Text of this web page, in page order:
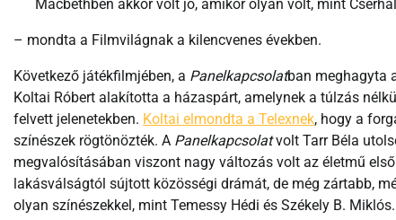
Macbethben akkor volt jó, amikor olyan volt, mint
– mondta a Filmvilágnak a kilencvenes években.
Következő játékfilmjében, a Panelkapcsolatban meghagyta
Koltai Róbert alakította a házaspárt, amelynek a túlzás
felvett jelenetekben. Koltai elmondta a Telexnek, hogy a
színészek rögtönözték. A Panelkapcsolatvolt Tarr Béla
megvalósításában viszont nagy változás volt az életmű
lakásválságtól sújtott közösségi drámát, de még zártabb,
olyan színészekkel, mint Temessy Hédi és Székely B.